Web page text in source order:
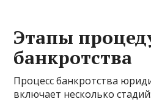
Этапы
банкротства
Процесс банкротства
включает несколько стадий: